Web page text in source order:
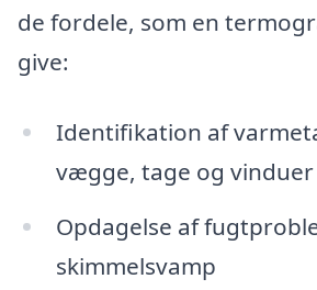
de fordele, som en
give:
Identifikation af
vægge, tage og vinduer
Opdagelse af
skimmelsvamp